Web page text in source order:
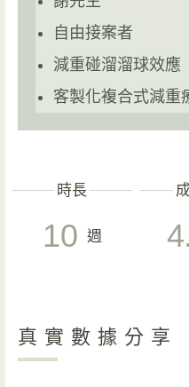
自由接案者
減重碰溜溜球效應
客製化複合式減重
時長
10 週
真實數據分享